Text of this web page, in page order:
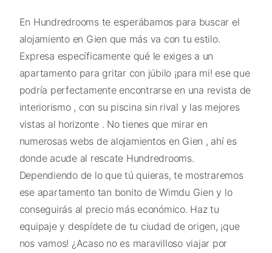
En Hundredrooms te esperábamos para buscar el
alojamiento en Gien que más va con tu estilo.
Expresa específicamente qué le exiges a un
apartamento para gritar con júbilo ¡para mi! ese que
podría perfectamente encontrarse en una revista de
interiorismo , con su piscina sin rival y las mejores
vistas al horizonte . No tienes que mirar en
numerosas webs de alojamientos en Gien , ahí es
donde acude al rescate Hundredrooms.
Dependiendo de lo que tú quieras, te mostraremos
ese apartamento tan bonito de Wimdu Gien y lo
conseguirás al precio más económico. Haz tu
equipaje y despídete de tu ciudad de origen, ¡que
nos vamos! ¿Acaso no es maravilloso viajar por